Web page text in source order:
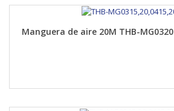
Manguera de aire 20M THB-MG0320